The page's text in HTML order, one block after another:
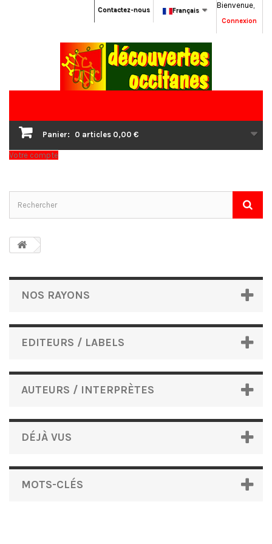
Bienvenue,
Connexion
Français
Contactez-nous
Panier: 0 articles 0,00 €
Votre compte
NOS RAYONS
EDITEURS / LABELS
AUTEURS / INTERPRÈTES
DÉJÀ VUS
MOTS-CLÉS